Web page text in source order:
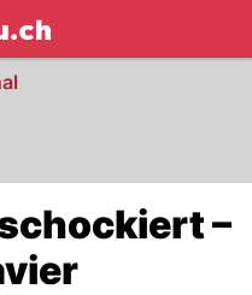
NAU.ch
–